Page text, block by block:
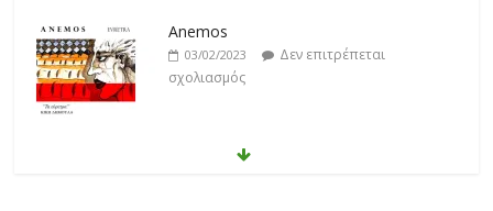
Anemos
03/02/2023
Δεν επιτρέπεται
σχολιασμός
Θοδωρής Φέρρης